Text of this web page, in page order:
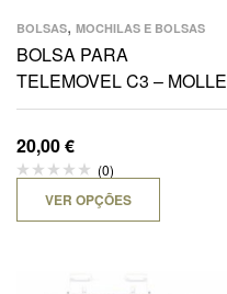
BOLSAS, MOCHILAS E BOLSAS
BOLSA PARA
TELEMOVEL C3 – MOLLE
20,00€
(0)
VER OPÇÕES